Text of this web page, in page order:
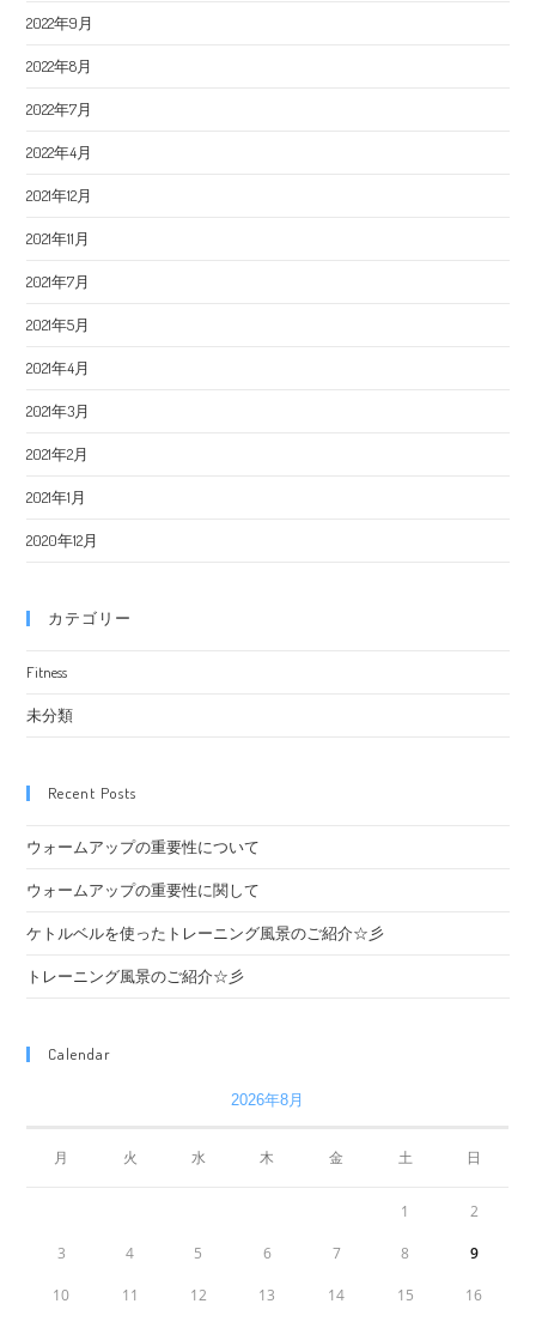
2022年9月
2022年8月
2022年7月
2022年4月
2021年12月
2021年11月
2021年7月
2021年5月
2021年4月
2021年3月
2021年2月
2021年1月
2020年12月
カテゴリー
Fitness
未分類
Recent Posts
ウォームアップの重要性について
ウォームアップの重要性に関して
ケトルベルを使ったトレーニング風景のご紹介☆彡
トレーニング風景のご紹介☆彡
Calendar
2026年8月
月 火 水 木 金 土 日
1 2
3 4 5 6 7 8 9
10 11 12 13 14 15 16